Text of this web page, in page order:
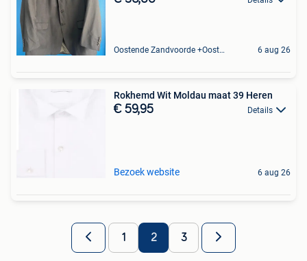
Oostende Zandvoorde +Oostende 6 aug 26
Rokhemd Wit Moldau maat 39 Heren
€ 59,95 Details
Bezoek website 6 aug 26
1 2 3